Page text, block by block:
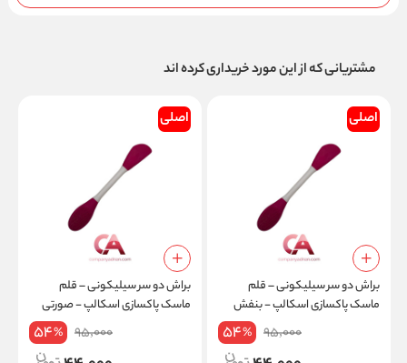
مشتریانی که از این مورد خریداری کرده اند
اصلی
براش دو سر سیلیکونی – قلم
ماسک پاکسازی اسکالپ - بنفش
95,000
54%
اصلی
براش دو سر سیلیکونی – قلم
ماسک پاکسازی اسکالپ - صورتی
95,000
54%